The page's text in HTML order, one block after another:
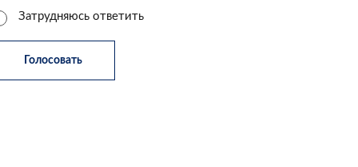
Затрудняюсь ответить